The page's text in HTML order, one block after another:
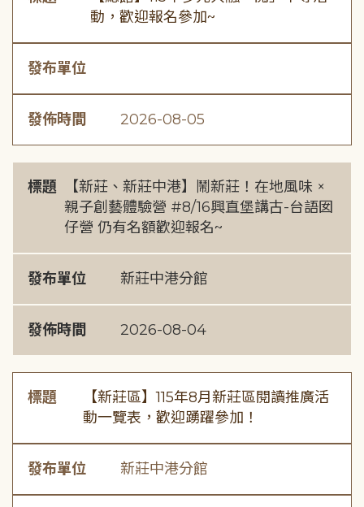
動，歡迎報名參加~
發布單位
發佈時間 2026-08-05
標題
【新莊、新莊中港】鬧新莊！在地風味 ×
親子創藝體驗營 #8/16興直堡講古-台語囡
仔營 仍有名額歡迎報名~
發布單位 新莊中港分館
發佈時間 2026-08-04
標題
【新莊區】115年8月新莊區閱讀推廣活
動一覽表，歡迎踴躍參加！
發布單位 新莊中港分館